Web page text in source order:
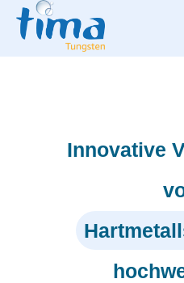
Innovative